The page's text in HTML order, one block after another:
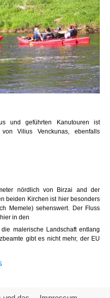
und geführten Kanutouren ist
von Vilius Venckunas, ebenfalls
nördlich von Birzai and der
beiden Kirchen ist hier besonders
Memele) sehenswert. Der Fluss
in den
malerische Landschaft entlang
gibt es nicht mehr, der EU